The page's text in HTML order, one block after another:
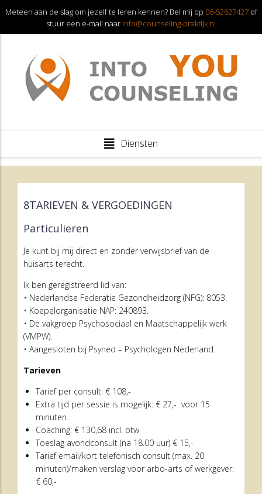
Meteen aan de slag om jezelf te leren kennen? Bel mij op 06-52627427of
stuur een e-mail naar info@counseling-praktijk.nl
Diensten
8TARIEVEN & VERGOEDINGEN
Particulieren
Je kunt bij mij direct en zonder verwijsbrief van de
huisarts terecht.
Ik ben geregistreerd lid van:
• Nederlandse Federatie Gezondheidzorg (NFG): 8053.
• Koepelorganisatie NAP: 240893.
• De vakgroep Psychosociaal en Maatschappelijk werk
(VMPW).
• Aangesloten bij Psyned – Psychologen Nederland.
Tarieven
Tarief per consult: € 108,-
Extra tijd per sessie is mogelijk: € 27,- voor 15
minuten.
Coaching: € 130,68 incl. btw
Toeslag avondconsult (na 18.00 uur) € 15,-
Tarief email/kort telefonisch consult (max. 20
minuten)/maken verslag voor arbo-arts of werkgever:
€ 60,-